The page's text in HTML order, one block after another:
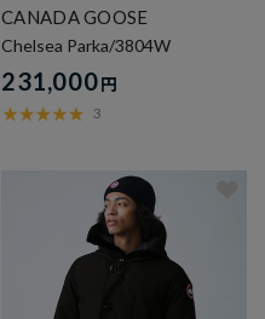
CANADA GOOSE
Chelsea Parka/3804W
231,000円
3